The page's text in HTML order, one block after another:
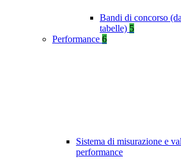
Bandi di concorso
tabelle) 5
Performance 6
Sistema di misurazione e
performance